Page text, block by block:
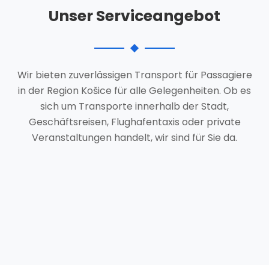
Unser Serviceangebot
Wir bieten zuverlässigen Transport für Passagiere
in der Region Košice für alle Gelegenheiten. Ob es
sich um Transporte innerhalb der Stadt,
Geschäftsreisen, Flughafentaxis oder private
Veranstaltungen handelt, wir sind für Sie da.